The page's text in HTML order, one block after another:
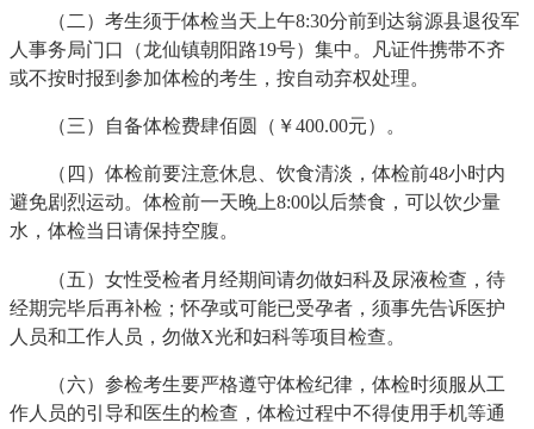
（二）考生须于体检当天上午8:30分前到达翁源县退役军
人事务局门口（龙仙镇朝阳路19号）集中。凡证件携带不齐
或不按时报到参加体检的考生，按自动弃权处理。
（三）自备体检费肆佰圆（￥400.00元）。
（四）体检前要注意休息、饮食清淡，体检前48小时内
避免剧烈运动。体检前一天晚上8:00以后禁食，可以饮少量
水，体检当日请保持空腹。
（五）女性受检者月经期间请勿做妇科及尿液检查，待
经期完毕后再补检；怀孕或可能已受孕者，须事先告诉医护
人员和工作人员，勿做X光和妇科等项目检查。
（六）参检考生要严格遵守体检纪律，体检时须服从工
作人员的引导和医生的检查，体检过程中不得使用手机等通